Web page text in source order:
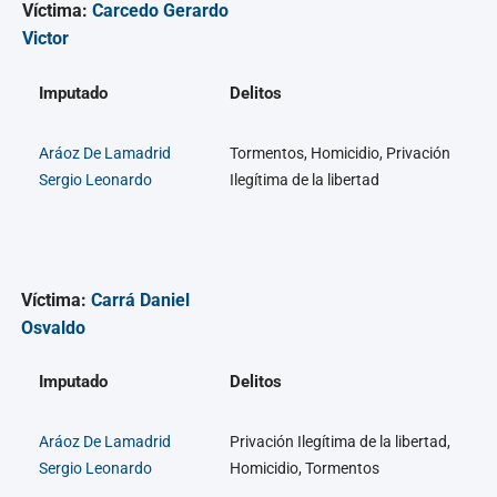
Víctima: Carcedo Gerardo
Victor
Imputado Delitos
Aráoz De Lamadrid
Sergio Leonardo
Tormentos, Homicidio, Privación
Ilegítima de la libertad
Víctima:Carrá Daniel
Osvaldo
Imputado Delitos
Aráoz De Lamadrid
Sergio Leonardo
Privación Ilegítima de la libertad,
Homicidio, Tormentos